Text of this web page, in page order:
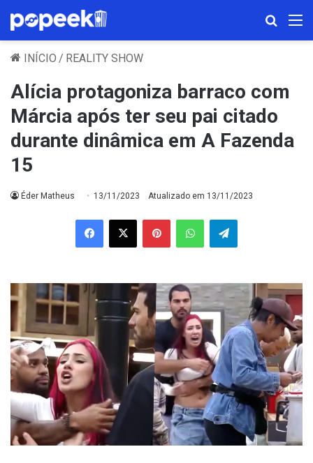
INÍCIO / REALITY SHOW
Alícia protagoniza barraco com
Márcia após ter seu pai citado
durante dinâmica em A Fazenda
15
Éder Matheus 13/11/2023 Atualizado em 13/11/2023
Facebook
X PinterestWhatsAppTelegram